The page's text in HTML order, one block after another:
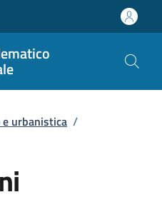
e urbanistica /